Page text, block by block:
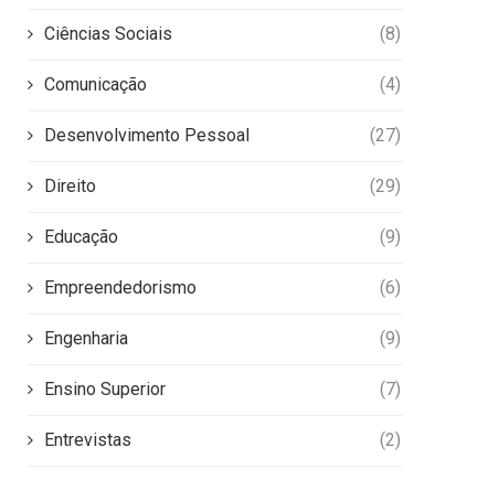
Ciências Sociais (8)
Comunicação (4)
Desenvolvimento Pessoal (27)
Direito (29)
Educação (9)
Empreendedorismo (6)
Engenharia (9)
Ensino Superior (7)
Entrevistas (2)